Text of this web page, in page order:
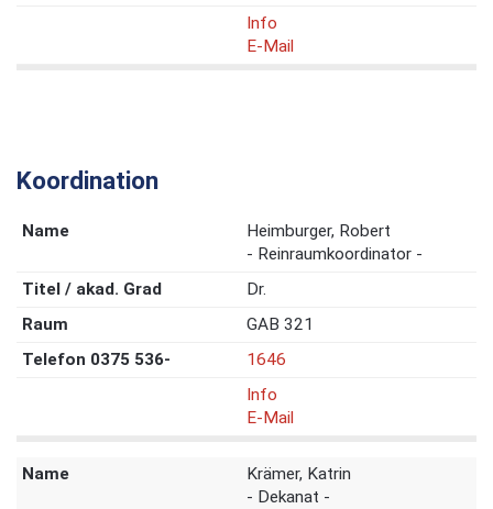
Info
E-Mail
Koordination
Heimburger, Robert
- Reinraumkoordinator -
Dr.
GAB 321
1646
Info
E-Mail
Krämer, Katrin
- Dekanat -